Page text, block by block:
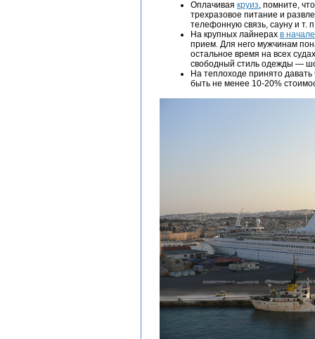
Оплачивая круиз, помните,
трехразовое питание и
телефонную связь, сауну и т.
На крупных лайнерах в
прием. Для него мужчинам
остальное время на всех
свободный стиль одежды —
На теплоходе принято
быть не менее 10-20%